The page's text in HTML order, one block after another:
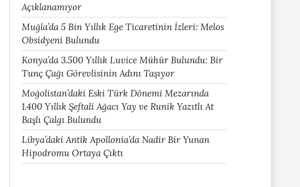
Açıklanamıyor
Muğla’da 5 Bin Yıllık Ege Ticaretinin İzleri: Melos
Obsidyeni Bulundu
Konya’da 3.500 Yıllık Luvice Mühür Bulundu: Bir
Tunç Çağı Görevlisinin Adını Taşıyor
Moğolistan’daki Eski Türk Dönemi Mezarında
1.400 Yıllık Şeftali Ağacı Yay ve Runik Yazıtlı At
Başlı Çalgı Bulundu
Libya’daki Antik Apollonia’da Nadir Bir Yunan
Hipodromu Ortaya Çıktı